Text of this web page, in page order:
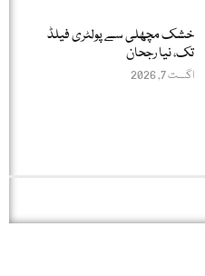
خشک مچھلی سے پولٹری فیلڈ
تک، نیا رجحان
اگست 7, 2026